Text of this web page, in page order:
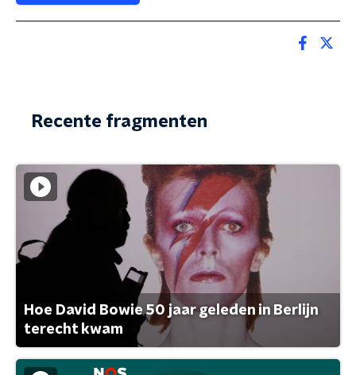
Recente fragmenten
Hoe David Bowie 50 jaar geleden in Berlijn
terecht kwam